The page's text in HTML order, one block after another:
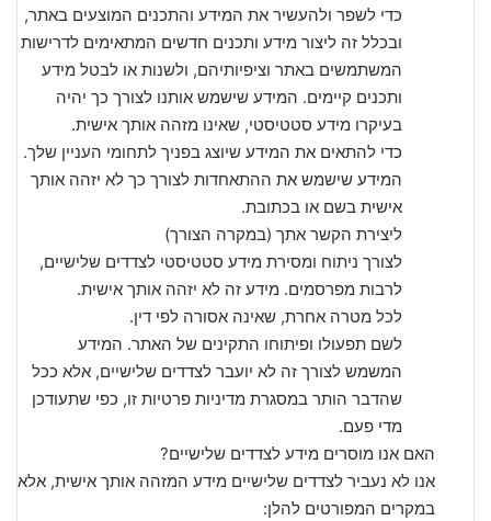
כדי לשפר ולהעשיר את המידע והתכנים המוצעים באתר,
ובכלל זה ליצור מידע ותכנים חדשים המתאימים לדרישות
המשתמשים באתר וציפיותיהם, ולשנות או לבטל מידע
ותכנים קיימים. המידע שישמש אותנו לצורך כך יהיה
בעיקרו מידע סטטיסטי, שאינו מזהה אותך אישית.
כדי להתאים את המידע שיוצג בפניך לתחומי העניין שלך.
המידע שישמש את ההתאחדות לצורך כך לא יזהה אותך
אישית בשם או בכתובת.
ליצירת הקשר אתך (במקרה הצורך)
לצורך ניתוח ומסירת מידע סטטיסטי לצדדים שלישיים,
לרבות מפרסמים. מידע זה לא יזהה אותך אישית.
לכל מטרה אחרת, שאינה אסורה לפי דין.
לשם תפעולו ופיתוחו התקינים של האתר. המידע
המשמש לצורך זה לא יועבר לצדדים שלישיים, אלא ככל
שהדבר הותר במסגרת מדיניות פרטיות זו, כפי שתעודכן
מדי פעם.
האם אנו מוסרים מידע לצדדים שלישיים?
אנו לא נעביר לצדדים שלישיים מידע המזהה אותך אישית, אלא
במקרים המפורטים להלן: